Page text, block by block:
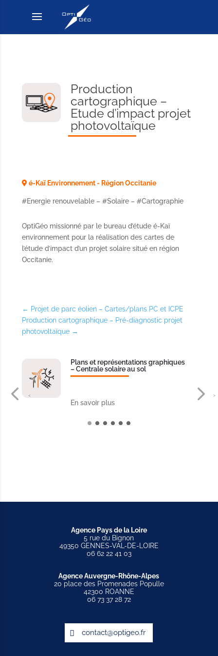
Production
cartographique –
Etude d’impact projet
photovoltaïque
é-Kaï Environnement - Région Occitanie
#Energie renouvelable – #Solaire – #Cartographie
OptiGéo missionné par le bureau d’étude é-Kaï
environnement pour la réalisation des cartes de
l’étude d’impact d’un projet solaire situé en région
Occitanie.
← Projet de parc éolien – Cartes/plans PC et ICPE
Production cartographique – Pré-diagnostic projet
photovoltaïque→
Plans et représentations graphiques
– Centrale solaire au sol
En savoir plus
‹ ›
Agence Pays de la Loire
5 rue du Bignon
49350 GENNES-VAL-DE-LOIRE
06 62 22 41 03
contact@optigeo.fr
Agence Auvergne-Rhône-Alpes
20 place des Promenades Populle
42300 ROANNE
06 73 37 28 72